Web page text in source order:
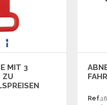
MIT 3
G
Ref.